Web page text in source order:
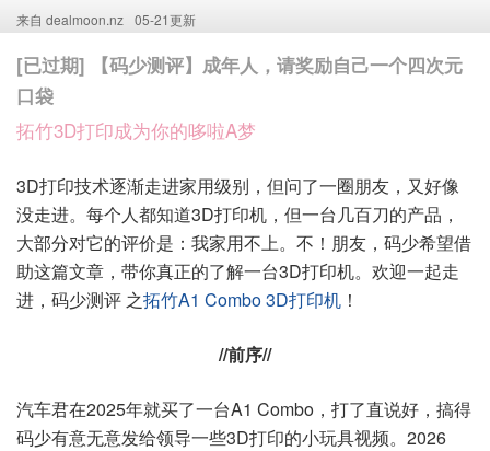
来自 dealmoon.nz 05-21更新
[已过期] 【码少测评】成年人，请奖励自己一个四次元
口袋
拓竹3D打印成为你的哆啦A梦
3D打印技术逐渐走进家用级别，但问了一圈朋友，又好像
没走进。每个人都知道3D打印机，但一台几百刀的产品，
大部分对它的评价是：我家用不上。不！朋友，码少希望借
助这篇文章，带你真正的了解一台3D打印机。欢迎一起走
进，码少测评 之拓竹A1 Combo 3D打印机 ！
//前序//
汽车君在2025年就买了一台A1 Combo，打了直说好，搞得
码少有意无意发给领导一些3D打印的小玩具视频。2026